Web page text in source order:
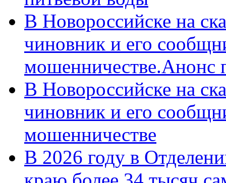
В Новороссийске на
чиновник и его
мошенничестве.Анонс
В Новороссийске на
чиновник и его
мошенничестве
В 2026 году в